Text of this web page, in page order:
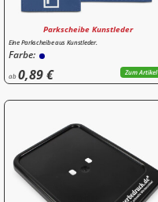
Parkscheibe Kunstleder
Eine Parkscheibe aus Kunstleder.
Farbe:
ab0,89 € Zum Artikel